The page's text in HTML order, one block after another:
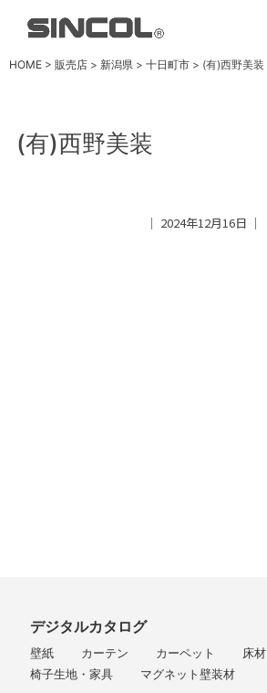
HOME > 販売店 > 新潟県 > 十日町市 > (有)西野美装
(有)西野美装
│ 2024年12月16日 │
デジタルカタログ
壁紙 カーテン カーペット
床材
椅子生地・家具
マグネット壁装材